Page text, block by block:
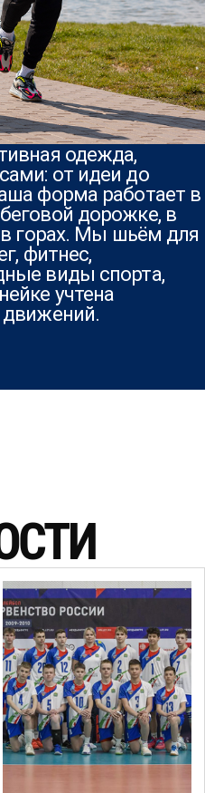
одежда,
от идеи до
форма работает в
дорожке, в
в горах. Мы шьём для
фитнес,
виды спорта,
учтена
движений.